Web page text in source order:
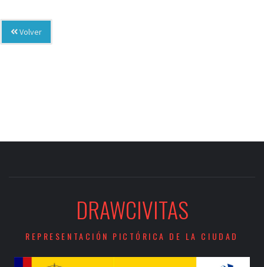
Volver
DRAWCIVITAS
REPRESENTACIÓN PICTÓRICA DE LA CIUDAD